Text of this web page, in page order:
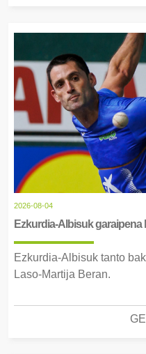
2026-08-04
Ezkurdia-Albisuk
Ezkurdia-Albisuk tanto
Laso-Martija Beran.